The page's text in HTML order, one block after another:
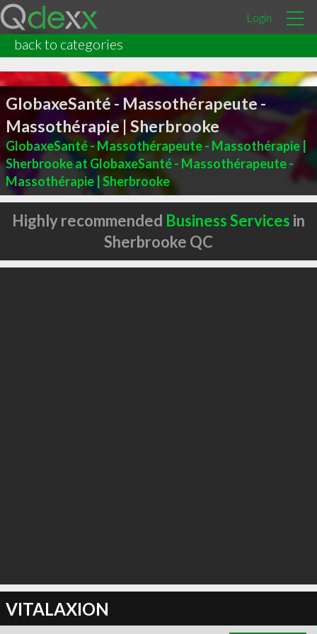
Login
back to categories
GlobaxeSanté - Massothérapeute -
Massothérapie | Sherbrooke
GlobaxeSanté - Massothérapeute - Massothérapie |
Sherbrooke at GlobaxeSanté - Massothérapeute -
Massothérapie | Sherbrooke
Highly recommended Business Services in
Sherbrooke QC
VITALAXION